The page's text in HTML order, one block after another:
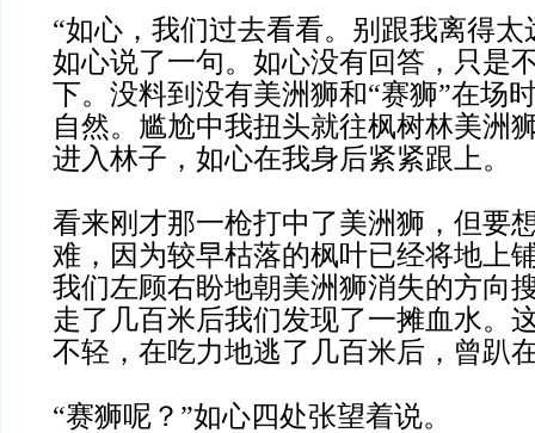
“如心，我们过去看看。别跟我离得太
如心说了一句。如心没有回答，只是
下。没料到没有美洲狮和“赛狮”在场
自然。尴尬中我扭头就往枫树林美洲
进入林子，如心在我身后紧紧跟上。
看来刚才那一枪打中了美洲狮，但要
难，因为较早枯落的枫叶已经将地上
我们左顾右盼地朝美洲狮消失的方向
走了几百米后我们发现了一摊血水。
不轻，在吃力地逃了几百米后，曾趴
“赛狮呢？”如心四处张望着说。